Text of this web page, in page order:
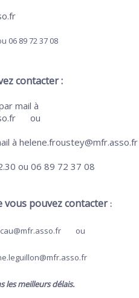
06 89 72 37 08
contacter :
mail à
ou
à helene.froustey@mfr.asso.fr
ou 06 89 72 37 08
pouvez contacter :
ou
les meilleurs délais.